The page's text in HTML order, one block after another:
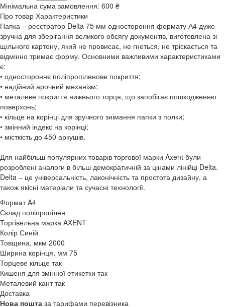
Мінімальна сума замовлення: 600 ₴
Про товар Характеристики
Папка – реєстратор Delta 75 мм одностороння формату А4 дуже
зручна для зберігання великого обсягу документів, виготовлена зі
щільного картону, який не провисає, не гнеться, не тріскається та
відмінно тримає форму. Основними важливими характеристиками
є:
• одностороннє поліпропіленове покриття;
• надійний арочний механізм;
• металеве покриття нижнього торця, що запобігає пошкодженню
поверхонь;
• кільце на корінці для зручного знімання папки з полки;
• змінний індекс на корінці;
• місткість до 450 аркушів.
Для найбільш популярних товарів торгової марки Axent були
розроблені аналоги в більш демократичній за цінами лінійці Delta.
Delta – це універсальність, лаконічність та простота дизайну, а
також якісні матеріали та сучасні технології.
Формат A4
Склад поліпропілен
Торгівельна марка AXENT
Колір Синій
Товщина, мкм 2000
Ширина корінця, мм 75
Торцеве кільце так
Кишеня для змінної етикетки так
Металевий кант так
Доставка
Нова пошта за тарифами перевізника